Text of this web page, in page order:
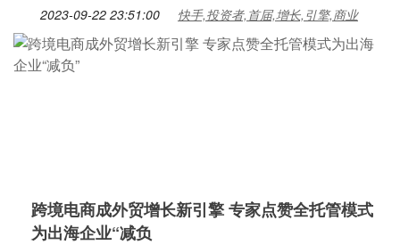
2023-09-22 23:51:00 快手,投资者,首届,增长,引擎,商业
跨境电商成外贸增长新引擎 专家点赞全托管模式
为出海企业“减负